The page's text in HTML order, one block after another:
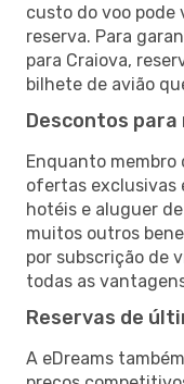
custo do voo pode
reserva. Para
para Craiova,
bilhete de avião
Descontos para
Enquanto membro
ofertas exclusivas
hotéis e aluguer
muitos outros
por subscrição de
todas as
Reservas de
A eDreams